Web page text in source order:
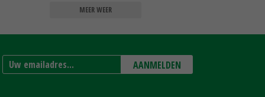
MEER WEER
AANMELDEN